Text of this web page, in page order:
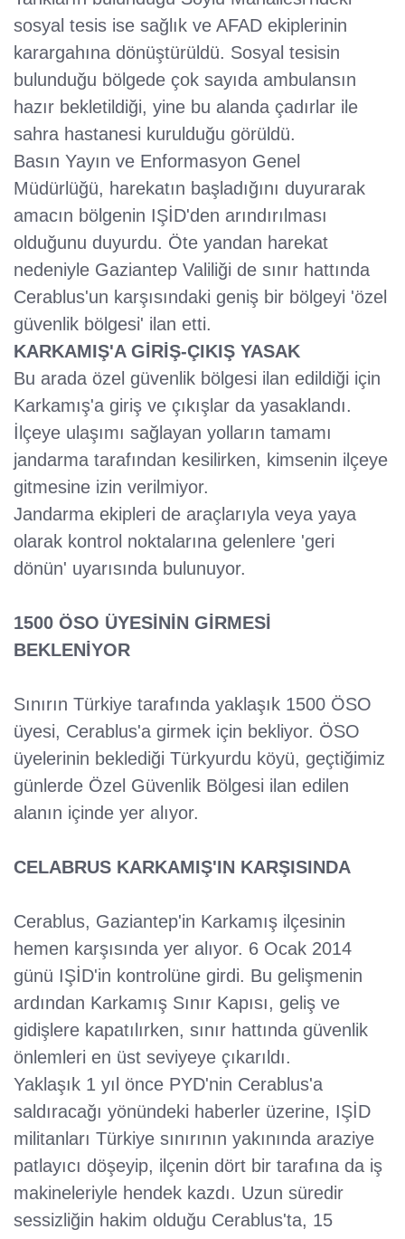
sosyal tesis ise sağlık ve AFAD ekiplerinin
karargahına dönüştürüldü. Sosyal tesisin
bulunduğu bölgede çok sayıda ambulansın
hazır bekletildiği, yine bu alanda çadırlar ile
sahra hastanesi kurulduğu görüldü.
Basın Yayın ve Enformasyon Genel
Müdürlüğü, harekatın başladığını duyurarak
amacın bölgenin IŞİD'den arındırılması
olduğunu duyurdu. Öte yandan harekat
nedeniyle Gaziantep Valiliği de sınır hattında
Cerablus'un karşısındaki geniş bir bölgeyi 'özel
güvenlik bölgesi' ilan etti.
KARKAMIŞ'A GİRİŞ-ÇIKIŞ YASAK
Bu arada özel güvenlik bölgesi ilan edildiği için
Karkamış'a giriş ve çıkışlar da yasaklandı.
İlçeye ulaşımı sağlayan yolların tamamı
jandarma tarafından kesilirken, kimsenin ilçeye
gitmesine izin verilmiyor.
Jandarma ekipleri de araçlarıyla veya yaya
olarak kontrol noktalarına gelenlere 'geri
dönün' uyarısında bulunuyor.
1500 ÖSO ÜYESİNİN GİRMESİ
BEKLENİYOR
Sınırın Türkiye tarafında yaklaşık 1500 ÖSO
üyesi, Cerablus'a girmek için bekliyor. ÖSO
üyelerinin beklediği Türkyurdu köyü, geçtiğimiz
günlerde Özel Güvenlik Bölgesi ilan edilen
alanın içinde yer alıyor.
CELABRUS KARKAMIŞ'IN KARŞISINDA
Cerablus, Gaziantep'in Karkamış ilçesinin
hemen karşısında yer alıyor. 6 Ocak 2014
günü IŞİD'in kontrolüne girdi. Bu gelişmenin
ardından Karkamış Sınır Kapısı, geliş ve
gidişlere kapatılırken, sınır hattında güvenlik
önlemleri en üst seviyeye çıkarıldı.
Yaklaşık 1 yıl önce PYD'nin Cerablus'a
saldıracağı yönündeki haberler üzerine, IŞİD
militanları Türkiye sınırının yakınında araziye
patlayıcı döşeyip, ilçenin dört bir tarafına da iş
makineleriyle hendek kazdı. Uzun süredir
sessizliğin hakim olduğu Cerablus'ta, 15